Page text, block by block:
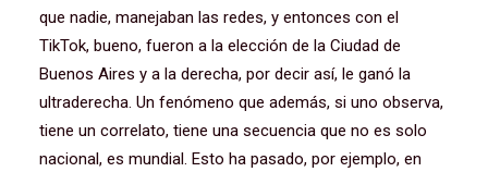
que nadie, manejaban las redes, y entonces con el
TikTok, bueno, fueron a la elección de la Ciudad de
Buenos Aires y a la derecha, por decir así, le ganó la
ultraderecha. Un fenómeno que además, si uno observa,
tiene un correlato, tiene una secuencia que no es solo
nacional, es mundial. Esto ha pasado, por ejemplo, en